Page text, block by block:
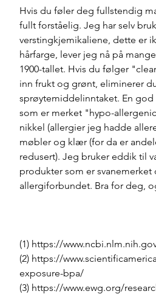
Hvis du føler deg fullstendig
fullt forståelig. Jeg har selv
verstingkjemikaliene, dette er
hårfarge, lever jeg nå på
1900-tallet. Hvis du følger
inn frukt og grønt, eliminerer
sprøytemiddelinntaket. En
som er merket "hypo-
nikkel (allergier jeg hadde
møbler og klær (for da er
redusert). Jeg bruker eddik til
produkter som er
allergiforbundet. Bra for deg,
(1) https://
(2) https://
exposure-bpa/
(3) https://www.ewg.org/